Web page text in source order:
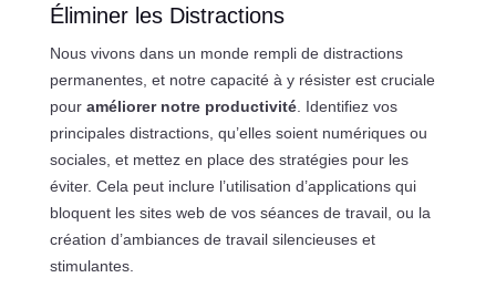
Éliminer les Distractions
Nous vivons dans un monde rempli de distractions
permanentes, et notre capacité à y résister est cruciale
pour améliorer notre productivité. Identifiez vos
principales distractions, qu’elles soient numériques ou
sociales, et mettez en place des stratégies pour les
éviter. Cela peut inclure l’utilisation d’applications qui
bloquent les sites web de vos séances de travail, ou la
création d’ambiances de travail silencieuses et
stimulantes.